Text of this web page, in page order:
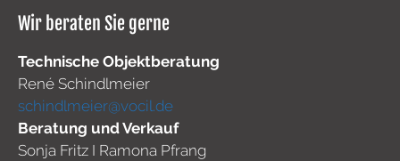
Wir beraten Sie gerne
Technische Objektberatung
René Schindlmeier
schindlmeier@vocil.de
Beratung und Verkauf
Sonja Fritz I Ramona Pfrang